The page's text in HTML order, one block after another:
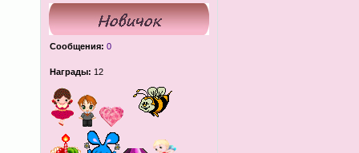
Сообщения: 0
Награды: 12